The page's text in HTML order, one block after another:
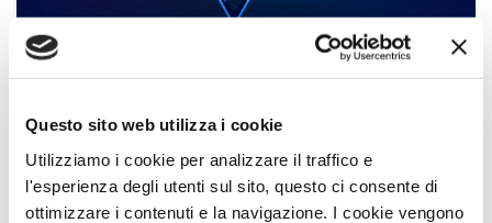
Questo sito web utilizza i cookie
Utilizziamo i cookie per analizzare il traffico e
l'esperienza degli utenti sul sito, questo ci consente di
ottimizzare i contenuti e la navigazione. I cookie vengono
Sicurezza applicazioni in Cloud:
quali sono gli errori che mettono a
rischio i dati aziendali?